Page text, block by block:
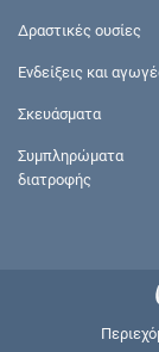
Δραστικές ουσίες
Ενδείξεις και
Σκευάσματα
Συμπληρώματα
διατροφής